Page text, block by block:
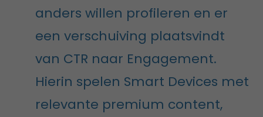
anders willen profileren en er
een verschuiving plaatsvindt
van CTR naar Engagement.
Hierin spelen Smart Devices met
relevante premium content,